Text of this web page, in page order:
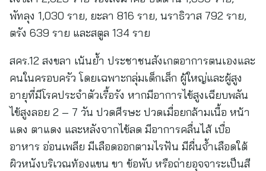
พัทลุง 1,030 ราย, ยะลา 816 ราย, นราธิวาส 792 ราย,
ตรัง 639 ราย และสตูล 134 ราย
สคร.12 สงขลา เน้นย้ำ ประชาชนสังเกตอาการตนเองและ
คนในครอบครัว โดยเฉพาะกลุ่มเด็กเล็ก ผู้ใหญ่และผู้สูง
อายุที่มีโรคประจำตัวเรื้อรัง หากมีอาการไข้สูงเฉียบพลัน
ไข้สูงลอย 2 – 7 วัน ปวดศีรษะ ปวดเมื่อยกล้ามเนื้อ หน้า
แดง ตาแดง และหลังจากไข้ลด มีอาการคลื่นไส้ เบื่อ
อาหาร อ่อนเพลีย มีเลือดออกตามไรฟัน มีผื่นจ้ำเลือดใต้
ผิวหนังบริเวณท้องแขน ขา ข้อพับ หรือถ่ายอุจจาระเป็นสี